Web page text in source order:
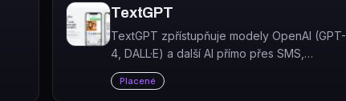
TextGPT
TextGPT zpřístupňuje modely OpenAI (GPT-
4, DALL·E) a další AI přímo přes SMS,
WhatsApp a iMessage bez nutnosti instalovat
aplikaci.
Placené